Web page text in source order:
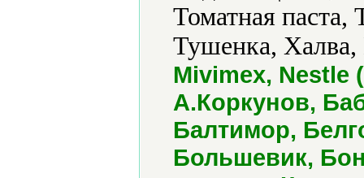
Томатная
Тушенка,
Mivimex, Nestle
А.Коркунов,
Балтимор,
Большевик,